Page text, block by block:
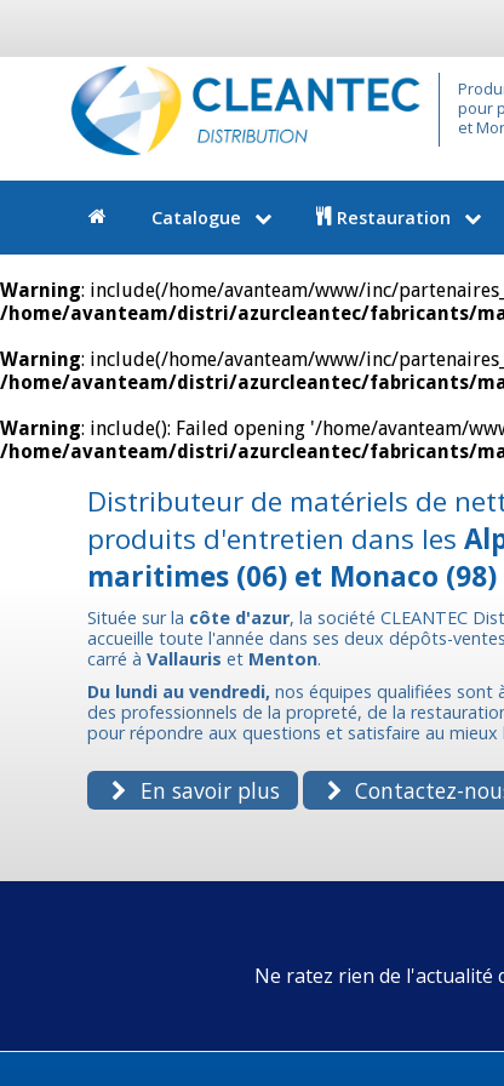
pour
et
Catalogue Restauration
Warning: include(/home/avanteam/www/inc/
/home/avanteam/distri/azurcleantec/fabricants/
Warning: include(/home/avanteam/www/inc/
/home/avanteam/distri/azurcleantec/fabricants/
Warning: include(): Failed opening '/home/avanteam/
/home/avanteam/distri/azurcleantec/fabricants/
Distributeur de matériels de
produits d'entretien dans les
maritimes (06) et Monaco
Située sur la côte d'azur, la société CLEANTEC
accueille toute l'année dans ses deux dépôts-
carré à Vallauris et Menton.
Du lundi au vendredi, nos équipes qualifiées sont
des professionnels de la propreté, de la
pour répondre aux questions et satisfaire au mieux
En savoir plus Contactez-
Ne ratez rien de l'actualité